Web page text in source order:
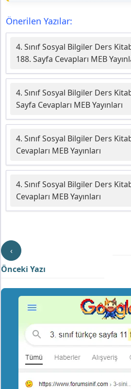
Önerilen Yazılar:
4. Sınıf Sosyal Bilgiler Ders
188. Sayfa Cevapları MEB
4. Sınıf Sosyal Bilgiler Ders
Sayfa Cevapları MEB Yayınları
4. Sınıf Sosyal Bilgiler Ders
Cevapları MEB Yayınları
4. Sınıf Sosyal Bilgiler Ders
Cevapları MEB Yayınları
‹
Önceki Yazı